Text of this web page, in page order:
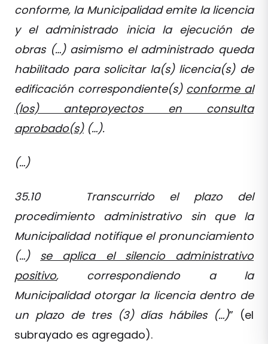
conforme, la Municipalidad emite la licencia
y el administrado inicia la ejecución de
obras (…) asimismo el administrado queda
habilitado para solicitar la(s) licencia(s) de
edificación correspondiente(s) conforme al
(los) anteproyectos en consulta
aprobado(s)(…).
(…)
35.10 Transcurrido el plazo del
procedimiento administrativo sin que la
Municipalidad notifique el pronunciamiento
(…) se aplica el silencio administrativo
positivo, correspondiendo a la
Municipalidad otorgar la licencia dentro de
un plazo de tres (3) días hábiles (…)” (el
subrayado es agregado).